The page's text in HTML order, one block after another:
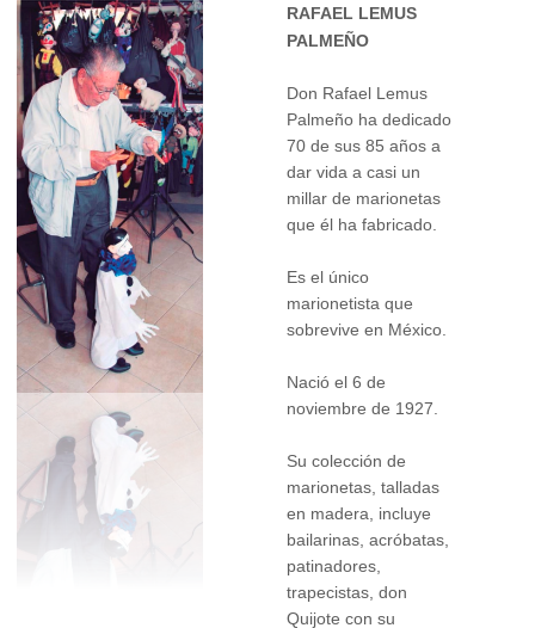
RAFAEL LEMUS
PALMEÑO
Don Rafael Lemus
Palmeño ha dedicado
70 de sus 85 años a
dar vida a casi un
millar de marionetas
que él ha fabricado.
Es el único
marionetista que
sobrevive en México.
Nació el 6 de
noviembre de 1927.
Su colección de
marionetas, talladas
en madera, incluye
bailarinas, acróbatas,
patinadores,
trapecistas, don
Quijote con su